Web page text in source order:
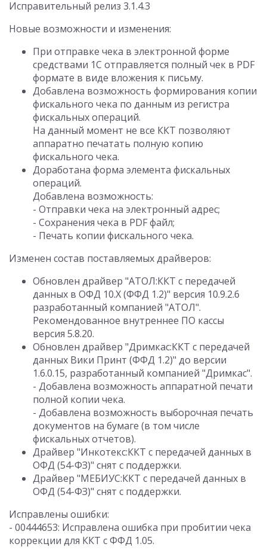
Исправительный релиз 3.1.4.3
Новые возможности и изменения:
При отправке чека в электронной форме
средствами 1С отправляется полный чек в PDF
формате в виде вложения к письму.
Добавлена возможность формирования копии
фискального чека по данным из регистра
фискальных операций.
На данный момент не все ККТ позволяют
аппаратно печатать полную копию
фискального чека.
Доработана форма элемента фискальных
операций.
Добавлена возможность:
- Отправки чека на электронный адрес;
- Сохранения чека в PDF файл;
- Печать копии фискального чека.
Изменен состав поставляемых драйверов:
Обновлен драйвер "АТОЛ:ККТ с передачей
данных в ОФД 10.Х (ФФД 1.2)" версия 10.9.2.6
разработанный компанией "АТОЛ".
Рекомендованное внутреннее ПО кассы
версия 5.8.20.
Обновлен драйвер "Дримкас:ККТ с передачей
данных Вики Принт (ФФД 1.2)" до версии
1.6.0.15, разработанный компанией "Дримкас".
- Добавлена возможность аппаратной печати
полной копии чека.
- Добавлена возможность выборочная печать
документов на бумаге (в том числе
фискальных отчетов).
Драйвер "Инкотекс:ККТ с передачей данных в
ОФД (54-ФЗ)" снят с поддержки.
Драйвер "МЕБИУС:ККТ с передачей данных в
ОФД (54-ФЗ)" снят с поддержки.
Исправлены ошибки:
- 00444653: Исправлена ошибка при пробитии чека
коррекции для ККТ с ФФД 1.05.